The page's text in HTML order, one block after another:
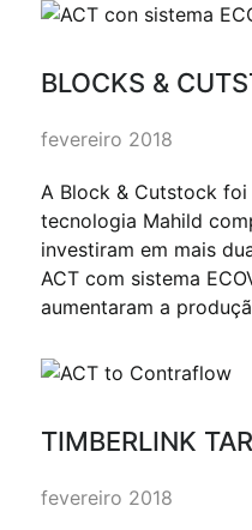
BLOCKS &
fevereiro 2018
A Block & Cutstock
tecnologia Mahild
investiram em mais
ACT com sistema
aumentaram a
TIMBERLINK
fevereiro 2018